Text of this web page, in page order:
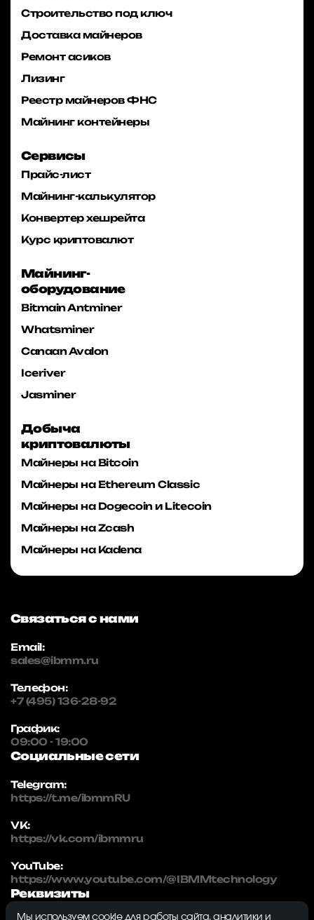
Строительство под ключ
Доставка майнеров
Ремонт асиков
Лизинг
Реестр майнеров ФНС
Майнинг контейнеры
Сервисы
Прайс-лист
Майнинг-калькулятор
Конвертер хешрейта
Курс криптовалют
Майнинг-
оборудование
Bitmain Antminer
Whatsminer
Canaan Avalon
Iceriver
Jasminer
Добыча
криптовалюты
Майнеры на Bitcoin
Майнеры на Ethereum Classic
Майнеры на Dogecoin и Litecoin
Майнеры на Zcash
Майнеры на Kadena
Связаться с нами
Email:
sales@ibmm.ru
Телефон:
+7 (495) 136-28-92
График:
09:00 - 19:00
Социальные сети
Telegram:
https://t.me/ibmmRU
VK:
https://vk.com/ibmmru
YouTube:
https://www.youtube.com/@IBMMtechnology
Реквизиты
Мы используем cookie для работы сайта, аналитики и